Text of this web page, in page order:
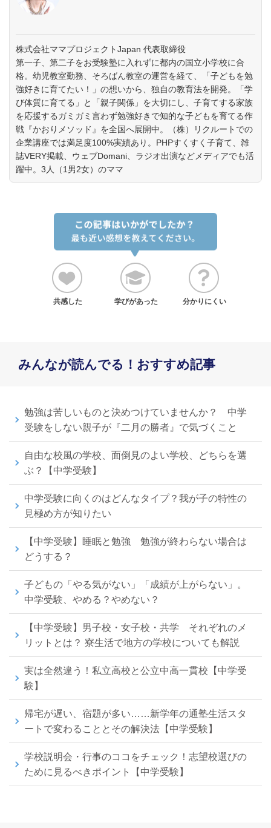
株式会社ママプロジェクトJapan 代表取締役
第一子、第二子をお受験塾に入れずに都内の国立小学校に合
格。幼児教室勤務、そろばん教室の運営を経て、「子どもを勉
強好きに育てたい！」の想いから、独自の教育法を開発。「学
び体質に育てる」と「親子関係」を大切にし、子育てする家族
を応援するガミガミ言わず勉強好きで知的な子どもを育てる作
戦『かおりメソッド』を全国へ展開中。（株）リクルートでの
企業講座では満足度100%実績あり。PHPすくすく子育て、雑
誌VERY掲載、ウェブDomani、ラジオ出演などメディアでも活
躍中。3人（1男2女）のママ
共感した 学びがあった 分かりにくい
みんなが読んでる！おすすめ記事
勉強は苦しいものと決めつけていませんか？ 中学
受験をしない親子が『二月の勝者』で気づくこと
自由な校風の学校、面倒見のよい学校、どちらを選
ぶ？【中学受験】
中学受験に向くのはどんなタイプ？我が子の特性の
見極め方が知りたい
【中学受験】睡眠と勉強 勉強が終わらない場合は
どうする？
子どもの「やる気がない」「成績が上がらない」。
中学受験、やめる？やめない？
【中学受験】男子校・女子校・共学 それぞれのメ
リットとは？ 寮生活で地方の学校についても解説
実は全然違う！私立高校と公立中高一貫校【中学受
験】
帰宅が遅い、宿題が多い……新学年の通塾生活スタ
ートで変わることとその解決法【中学受験】
学校説明会・行事のココをチェック！志望校選びの
ために見るべきポイント【中学受験】